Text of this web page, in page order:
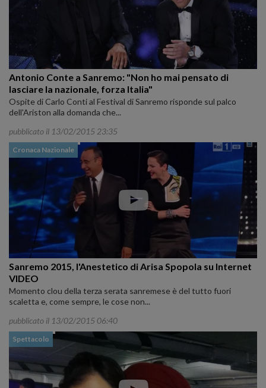
Antonio Conte a Sanremo: "Non ho mai pensato di
lasciare la nazionale, forza Italia"
Ospite di Carlo Conti al Festival di Sanremo risponde sul palco
dell'Ariston alla domanda che...
pubblicato il 13/02/2015 23:35
Cronaca Nazionale
Sanremo 2015, l'Anestetico di Arisa Spopola su Internet
VIDEO
Momento clou della terza serata sanremese è del tutto fuori
scaletta e, come sempre, le cose non...
pubblicato il 13/02/2015 06:40
Spettacolo